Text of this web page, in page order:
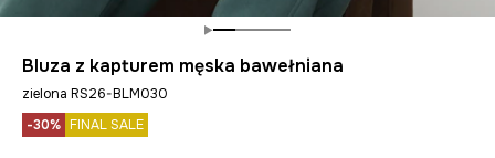
Bluza z kapturem męska bawełniana
zielona RS26-BLM030
-30% FINAL SALE